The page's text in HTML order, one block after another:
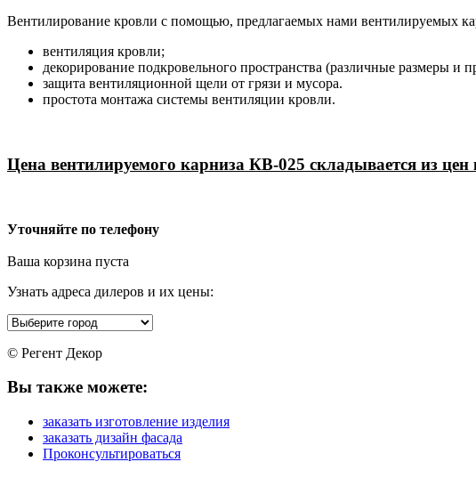
Вентилирование кровли с помощью, предлагаемых нами вентилируемых
вентиляция кровли;
декорирование подкровельного пространства (различные размеры и
защита вентиляционной щели от грязи и мусора.
простота монтажа системы вентиляции кровли.
Цена вентилируемого карниза КВ-025 складывается из
Уточняйте по телефону
Ваша корзина пуста
Узнать адреса дилеров и их цены:
© Регент Декор
Вы также можете:
заказать изготовление изделия
заказать дизайн фасада
Проконсультироваться